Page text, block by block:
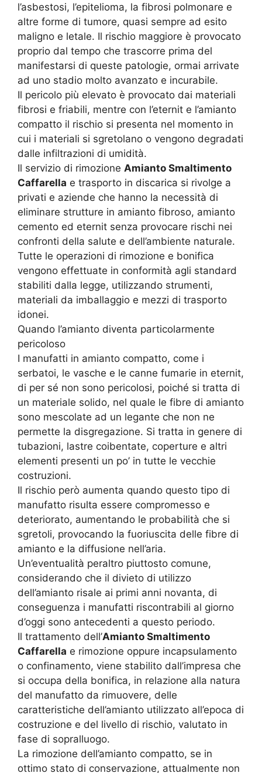
l’asbestosi, l’epitelioma, la fibrosi polmonare e
altre forme di tumore, quasi sempre ad esito
maligno e letale. Il rischio maggiore è provocato
proprio dal tempo che trascorre prima del
manifestarsi di queste patologie, ormai arrivate
ad uno stadio molto avanzato e incurabile.
Il pericolo più elevato è provocato dai materiali
fibrosi e friabili, mentre con l’eternit e l’amianto
compatto il rischio si presenta nel momento in
cui i materiali si sgretolano o vengono degradati
dalle infiltrazioni di umidità.
Il servizio di rimozione Amianto Smaltimento
Caffarella e trasporto in discarica si rivolge a
privati e aziende che hanno la necessità di
eliminare strutture in amianto fibroso, amianto
cemento ed eternit senza provocare rischi nei
confronti della salute e dell’ambiente naturale.
Tutte le operazioni di rimozione e bonifica
vengono effettuate in conformità agli standard
stabiliti dalla legge, utilizzando strumenti,
materiali da imballaggio e mezzi di trasporto
idonei.
Quando l’amianto diventa particolarmente
pericoloso
I manufatti in amianto compatto, come i
serbatoi, le vasche e le canne fumarie in eternit,
di per sé non sono pericolosi, poiché si tratta di
un materiale solido, nel quale le fibre di amianto
sono mescolate ad un legante che non ne
permette la disgregazione. Si tratta in genere di
tubazioni, lastre coibentate, coperture e altri
elementi presenti un po’ in tutte le vecchie
costruzioni.
Il rischio però aumenta quando questo tipo di
manufatto risulta essere compromesso e
deteriorato, aumentando le probabilità che si
sgretoli, provocando la fuoriuscita delle fibre di
amianto e la diffusione nell’aria.
Un’eventualità peraltro piuttosto comune,
considerando che il divieto di utilizzo
dell’amianto risale ai primi anni novanta, di
conseguenza i manufatti riscontrabili al giorno
d’oggi sono antecedenti a questo periodo.
Il trattamento dell’Amianto Smaltimento
Caffarella e rimozione oppure incapsulamento
o confinamento, viene stabilito dall’impresa che
si occupa della bonifica, in relazione alla natura
del manufatto da rimuovere, delle
caratteristiche dell’amianto utilizzato all’epoca di
costruzione e del livello di rischio, valutato in
fase di sopralluogo.
La rimozione dell’amianto compatto, se in
ottimo stato di conservazione, attualmente non